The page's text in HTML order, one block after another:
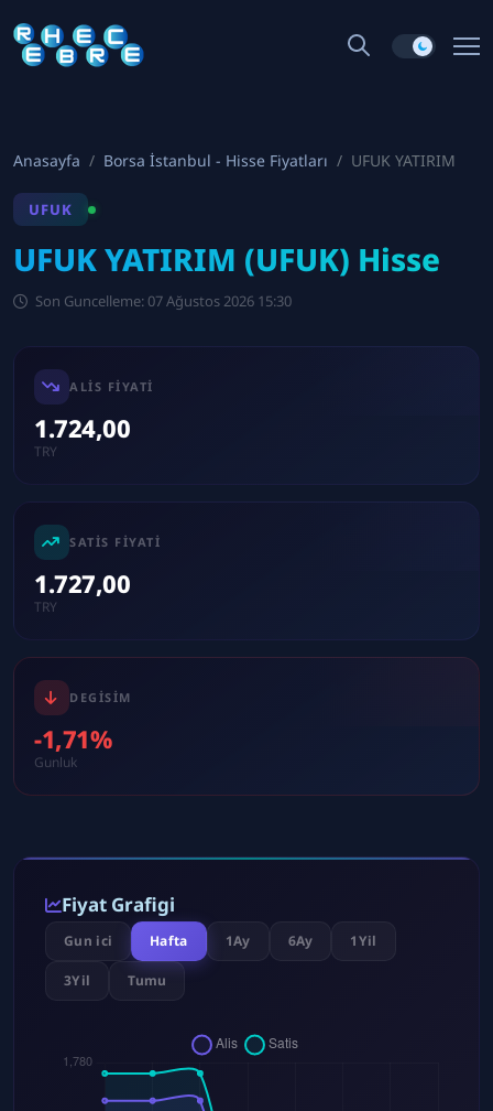
Anasayfa Borsa İstanbul - Hisse Fiyatları UFUK YATIRIM
UFUK
UFUK YATIRIM (UFUK) Hisse
Son Guncelleme: 07 Ağustos 2026 15:30
ALIS FIYATI
1.724,00
TRY
SATIS FIYATI
1.727,00
TRY
DEGISIM
-1,71%
Gunluk
Fiyat Grafigi
Gun ici Hafta 1Ay 6Ay 1Yil
3Yil Tumu